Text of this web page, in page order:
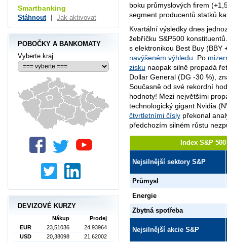
boku průmyslových firem
segment producentů statků
Kvartální výsledky dnes
žebříčku S&P500 konstitue
s elektronikou Best Buy (BBY
navýšeném výhledu. Po
zisku naopak silně propadá
Dollar General (DG -30 %),
Současně od své rekordní
hodnoty! Mezi největšími
technologický gigant Nvidia
čtvrtletními čísly překonal
předchozím silném růstu
Index S&P
Nejsilnější sektory S&P
Průmysl
Energie
Zbytná spotřeba
Nejsilnější akcie S&P
Smartbanking
Stáhnout Jak aktivovat
POBOČKY A BANKOMATY
Vyberte kraj:
DEVIZOVÉ KURZY
Nákup
Prodej
EUR
23,51036
24,93964
USD
20,38098
21,62002